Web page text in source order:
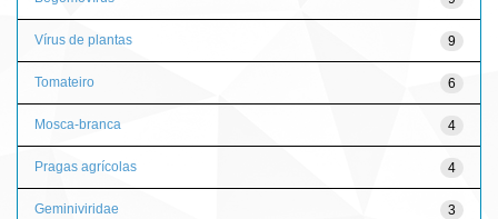
9
Vírus de plantas
6
Tomateiro
4
Mosca-branca
4
Pragas agrícolas
3
Geminiviridae